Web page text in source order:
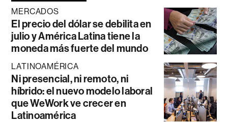
MERCADOS
El precio del dólar se debilita en
julio y América Latina tiene la
moneda más fuerte del mundo
LATINOAMÉRICA
Ni presencial, ni remoto, ni
híbrido: el nuevo modelo laboral
que WeWork ve crecer en
Latinoamérica